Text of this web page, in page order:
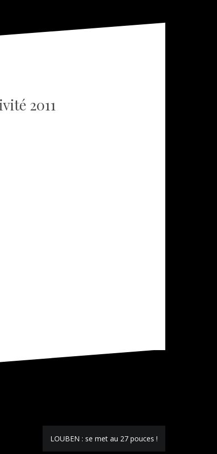
2011
LOUBEN : se met au 27 pouces !